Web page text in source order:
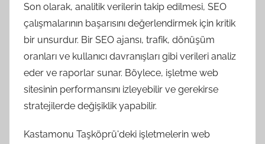
Son olarak, analitik verilerin takip edilmesi, SEO
çalışmalarının başarısını değerlendirmek için kritik
bir unsurdur. Bir SEO ajansı, trafik, dönüşüm
oranları ve kullanıcı davranışları gibi verileri analiz
eder ve raporlar sunar. Böylece, işletme web
sitesinin performansını izleyebilir ve gerekirse
stratejilerde değişiklik yapabilir.
Kastamonu Taşköprü'deki işletmelerin web